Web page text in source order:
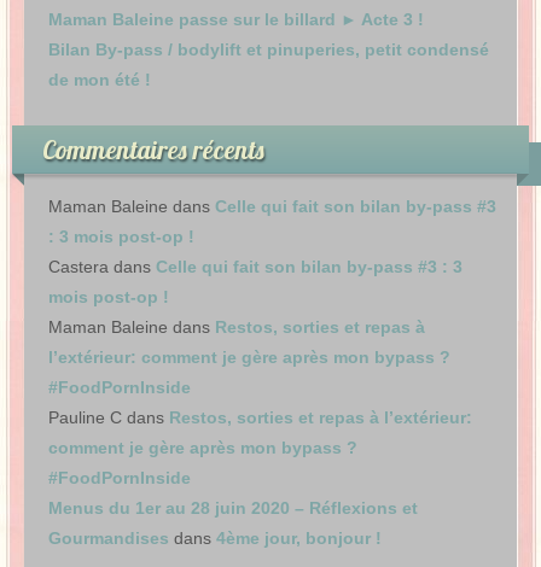
Maman Baleine passe sur le billard ► Acte 3 !
Bilan By-pass / bodylift et pinuperies, petit condensé
de mon été !
Commentaires récents
Maman Baleine dans Celle qui fait son bilan by-pass #3
: 3 mois post-op !
Castera dans Celle qui fait son bilan by-pass #3 : 3
mois post-op !
Maman Baleine dans Restos, sorties et repas à
l’extérieur: comment je gère après mon bypass ?
#FoodPornInside
Pauline C dans Restos, sorties et repas à l’extérieur:
comment je gère après mon bypass ?
#FoodPornInside
Menus du 1er au 28 juin 2020 – Réflexions et
Gourmandises dans 4ème jour, bonjour !